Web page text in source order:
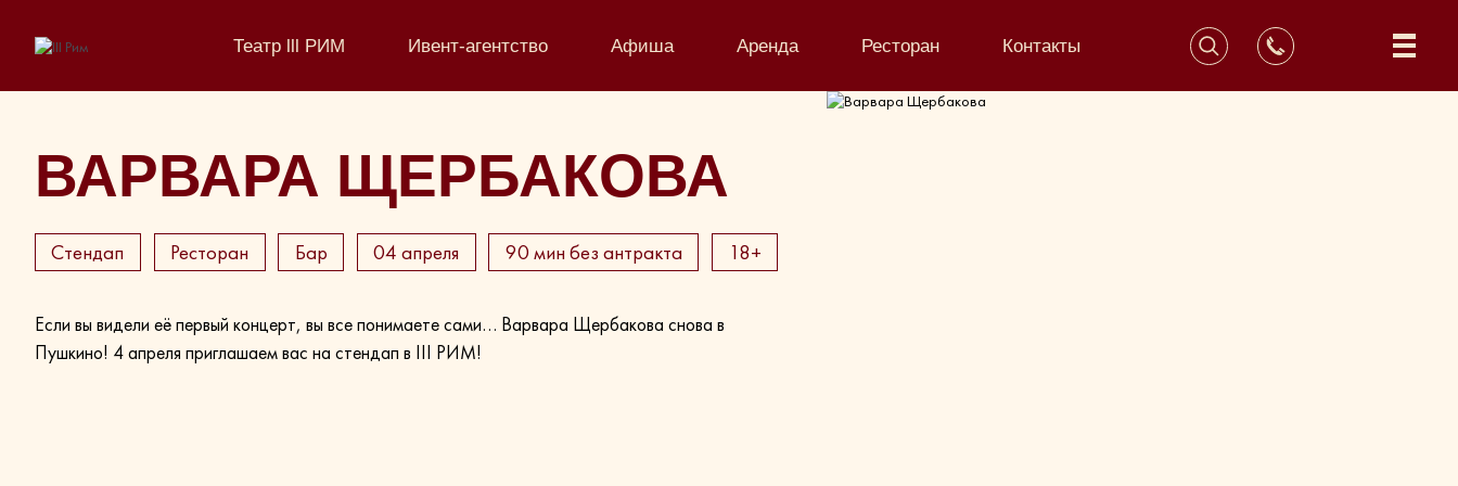
Театр lll РИМ Ивент-агентство Афиша Аренда Ресторан Контакты
ВАРВАРА ЩЕРБАКОВА
Стендап Ресторан Бар 04 апреля 90 мин без антракта 18+
Если вы видели её первый концерт, вы все понимаете сами… Варвара Щербакова снова в
Пушкино! 4 апреля приглашаем вас на стендап в III РИМ!